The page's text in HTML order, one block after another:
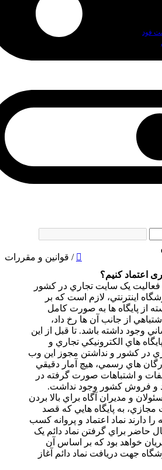
فود
/ قوانین و مقررات
اعتماد کنیم؟
يک سايت تجاري در کشور
اينترنتي، لازم است که بر
از پايگاه ها به صورت کامل
از جانب آن ها رخ داد،
وجود داشته باشد. تا قبل از اين
هاي الکترونيکي تجاري و
در کشور و نداشتن مجوز اين وب
هاي رسمي، هيچ آمار دقيقي
و اشتباهات صورت گرفته در
و فروش کشور وجود نداشت.
و مديران آگاه براي بالا بردن
به پايگاه هايي که قصد
را دارند نماد اعتماد و پروانه کسب
حاضر براي گرفتن نماد دائم يک
خواهد بود که بر اساس آن
جهت دريافت نماد دائم آغاز